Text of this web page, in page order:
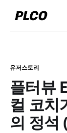
유저스토리
플터뷰
컬 코치
의 정석